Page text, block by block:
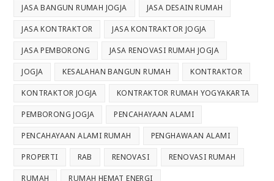
JASA BANGUN RUMAH JOGJA JASA DESAIN RUMAH
JASA KONTRAKTOR JASA KONTRAKTOR JOGJA
JASA PEMBORONG JASA RENOVASI RUMAH JOGJA
JOGJA KESALAHAN BANGUN RUMAH KONTRAKTOR
KONTRAKTOR JOGJA KONTRAKTOR RUMAH YOGYAKARTA
PEMBORONG JOGJA PENCAHAYAAN ALAMI
PENCAHAYAAN ALAMI RUMAH PENGHAWAAN ALAMI
PROPERTI RAB RENOVASI RENOVASI RUMAH
RUMAH RUMAH HEMAT ENERGI